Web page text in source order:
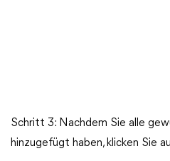
Schritt 3: Nachdem Sie alle
hinzugefügt haben, klicken Sie